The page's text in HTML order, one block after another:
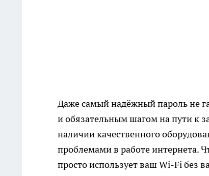
Даже самый надёжный пароль не
и обязательным шагом на пути к
наличии качественного
проблемами в работе интернета.
просто использует ваш Wi-Fi без